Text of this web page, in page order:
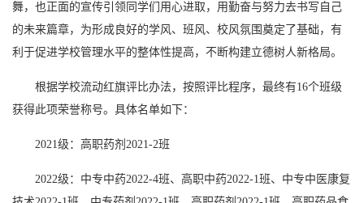
舞，也正面的宣传引领同学们用心进取，用勤奋与努力去书写自己
的未来篇章，为形成良好的学风、班风、校风氛围奠定了基础，有
利于促进学校管理水平的整体性提高，不断构建立德树人新格局。
根据学校流动红旗评比办法，按照评比程序，最终有16个班级
获得此项荣誉称号。具体名单如下：
2021级：高职药剂2021-2班
2022级：中专中药2022-4班、高职中药2022-1班、中专中医康复